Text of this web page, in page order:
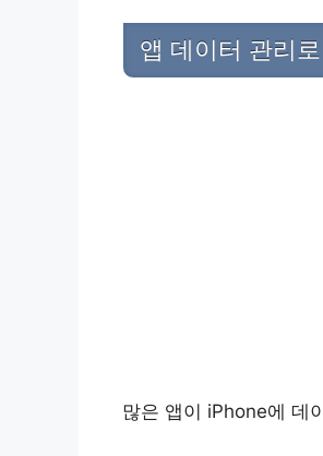
앱 데이터 관리
많은 앱이 iPhone에 데